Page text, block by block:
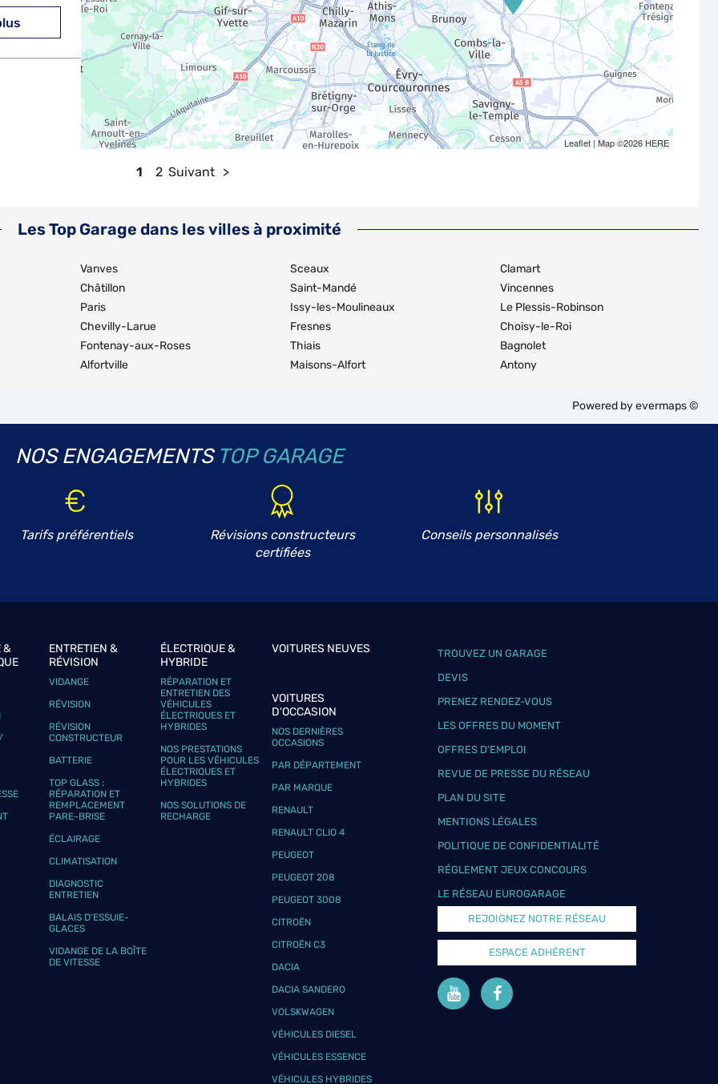
Leaflet| Map ©2026 HERE
1 2 Suivant
Les Top Garage dans les villes à proximité
Vanves
Châtillon
Paris
Chevilly-Larue
Fontenay-aux-Roses
Alfortville
Sceaux
Saint-Mandé
Issy-les-Moulineaux
Fresnes
Thiais
Maisons-Alfort
Clamart
Vincennes
Le Plessis-Robinson
Choisy-le-Roi
Bagnolet
Antony
Powered byevermaps ©
NOS ENGAGEMENTS TOP GARAGE
Tarifs préférentiels
Révisions constructeurs
certifiées
Conseils personnalisés
&
ENTRETIEN &
RÉVISION
VIDANGE
RÉVISION
RÉVISION
CONSTRUCTEUR
BATTERIE
TOP GLASS :
RÉPARATION ET
REMPLACEMENT
PARE-BRISE
ÉCLAIRAGE
CLIMATISATION
DIAGNOSTIC
ENTRETIEN
BALAIS D’ESSUIE-
GLACES
VIDANGE DE LA BOÎTE
DE VITESSE
ÉLECTRIQUE &
HYBRIDE
RÉPARATION ET
ENTRETIEN DES
VÉHICULES
ÉLECTRIQUES ET
HYBRIDES
NOS PRESTATIONS
POUR LES VÉHICULES
ÉLECTRIQUES ET
HYBRIDES
NOS SOLUTIONS DE
RECHARGE
VOITURES NEUVES
VOITURES
D'OCCASION
NOS DERNIÈRES
OCCASIONS
PAR DÉPARTEMENT
PAR MARQUE
RENAULT
RENAULT CLIO 4
PEUGEOT
PEUGEOT 208
PEUGEOT 3008
CITROËN
CITROËN C3
DACIA
DACIA SANDERO
VOLSKWAGEN
VÉHICULES DIESEL
VÉHICULES ESSENCE
VÉHICULES HYBRIDES
TROUVEZ UN GARAGE
DEVIS
PRENEZ RENDEZ-VOUS
LES OFFRES DU MOMENT
OFFRES D’EMPLOI
REVUE DE PRESSE DU RÉSEAU
PLAN DU SITE
MENTIONS LÉGALES
POLITIQUE DE CONFIDENTIALITÉ
RÉGLEMENT JEUX CONCOURS
LE RÉSEAU EUROGARAGE
REJOIGNEZ NOTRE RÉSEAU
ESPACE ADHÉRENT